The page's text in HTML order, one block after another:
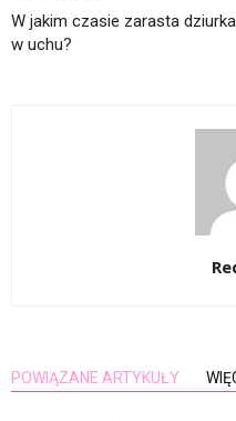
W jakim czasie zarasta dziurka
w uchu?
POWIĄZANE ARTYKUŁY